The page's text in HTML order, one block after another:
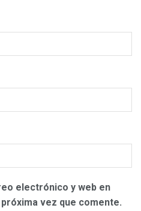
electrónico y web en
vez que comente.